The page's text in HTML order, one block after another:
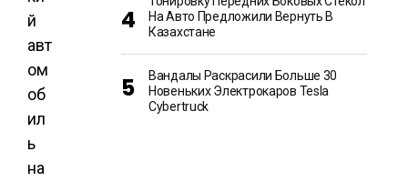
й
авт
ом
об
ил
ь
на
На Авто Предложили Вернуть В
Казахстане
Вандалы Раскрасили Больше 30
Новеньких Электрокаров Tesla
Cybertruck